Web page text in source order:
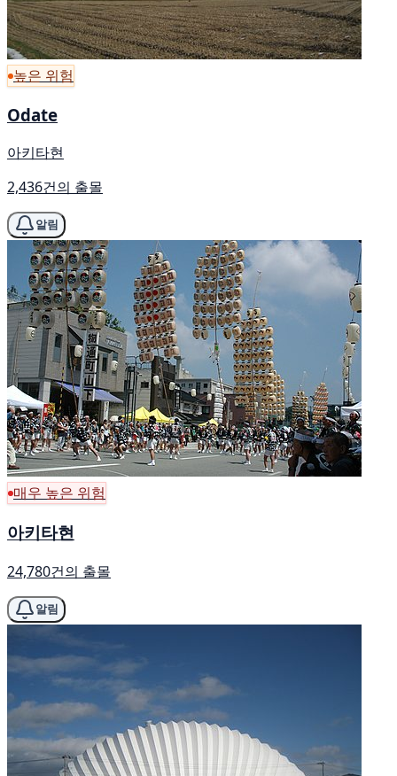
높은 위험
Odate
아키타현
2,436건의 출몰
알림
매우 높은 위험
아키타현
24,780건의 출몰
알림